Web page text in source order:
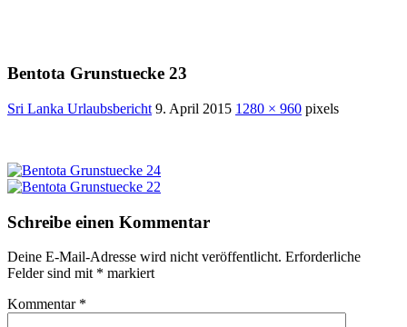
Bentota Grunstuecke 23
Sri Lanka Urlaubsbericht 9. April 2015 1280 × 960 pixels
Schreibe einen Kommentar
Deine E-Mail-Adresse wird nicht veröffentlicht. Erforderliche
Felder sind mit * markiert
Kommentar *